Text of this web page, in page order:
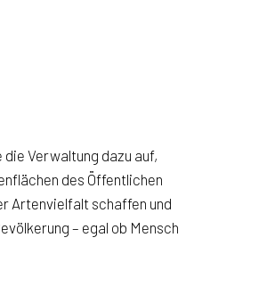
Verwaltung dazu auf,
des Öffentlichen
Artenvielfalt schaffen und
– egal ob Mensch